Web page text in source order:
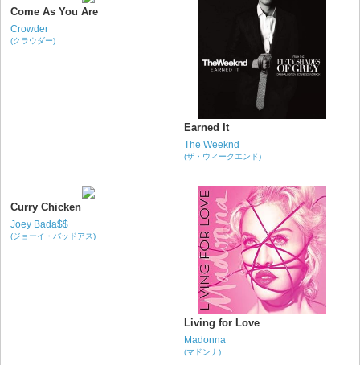
Come As You Are
Crowder
(クラウダー)
Earned It
The Weeknd
(ザ・ウィークエンド)
Curry Chicken
Joey Bada$$
(ジョーイ・バッドアス)
Living for Love
Madonna
(マドンナ)